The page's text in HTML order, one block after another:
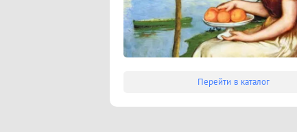
Перейти в каталог